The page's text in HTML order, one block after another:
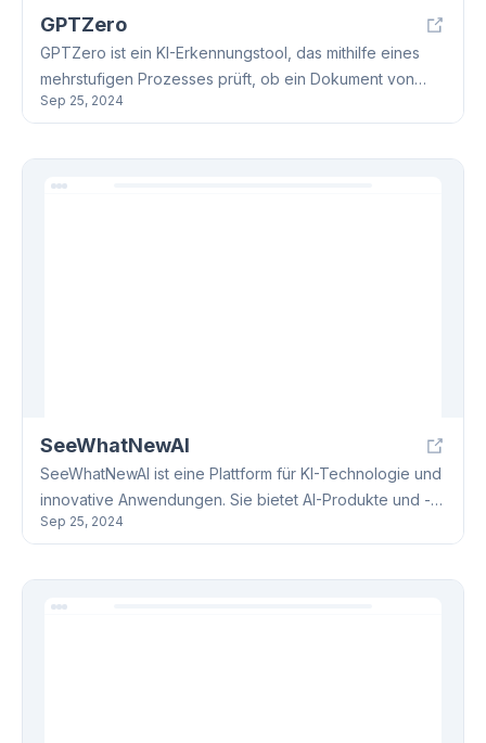
GPTZero
GPTZero ist ein KI-Erkennungstool, das mithilfe eines
mehrstufigen Prozesses prüft, ob ein Dokument von
einem großen Sprachmodell (z.B. ChatGPT, GPT-4)
Personalwesen und mehr und bietet detaillierte
Ergebnisse mit markierten Sätzen. Die GPTZero-
Sep 25, 2024
SeeWhatNewAI
SeeWhatNewAI ist eine Plattform für KI-Technologie und
innovative Anwendungen. Sie bietet AI-Produkte und -
Tools in NLP, Computer Vision und Machine Learning,
Success-Stories. SeeWhatNewAI beinhaltet einen Blog
mit aktuellen Trends und Tutorials.
Sep 25, 2024